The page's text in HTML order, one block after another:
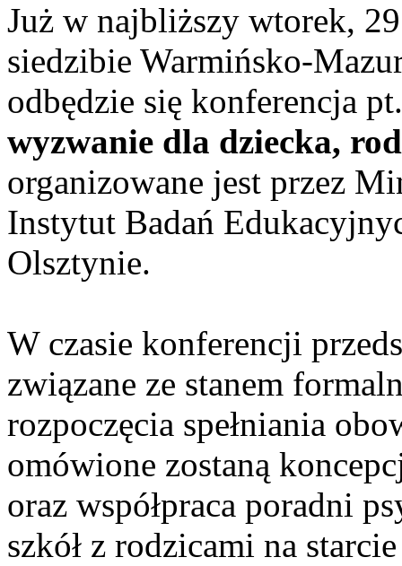
Już w najbliższy wtorek,
siedzibie Warmińsko-
odbędzie się konferencja
wyzwanie dla dziecka,
organizowane jest przez
Instytut Badań
Olsztynie.
W czasie konferencji
związane ze stanem
rozpoczęcia spełniania
omówione zostaną
oraz współpraca poradni
szkół z rodzicami na